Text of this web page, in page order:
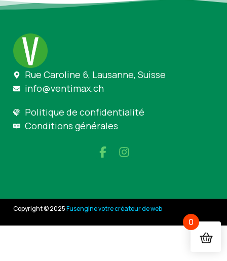
Rue Caroline 6, Lausanne, Suisse
info@ventimax.ch
Politique de confidentialité
Conditions générales
Copyright © 2025Fusengine votre créateur de web
0